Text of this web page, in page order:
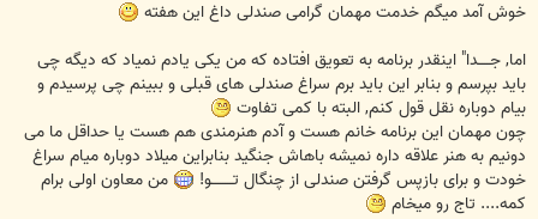
خوش آمد میگم خدمت مهمان گرامی صندلی داغ این هفته
اما, جـــــدا" اینقدر برنامه به تعویق افتاده که من یکی یادم نمیاد که دیگه چی
باید بپرسم و بنابر این باید برم سراغ صندلی های قبلی و ببینم چی پرسیدم و
بیام دوباره نقل قول کنم, البته با کمی تفاوت
چون مهمان این برنامه خانم هست و آدم هنرمندی هم هست یا حداقل ما می
دونیم به هنر علاقه داره نمیشه باهاش جنگید بنابراین میلاد دوباره میام سراغ
خودت و برای بازپس گرفتن صندلی از چنگال تـــــــــو!
من معاون اولی برام
کمه.... تاج رو میخام